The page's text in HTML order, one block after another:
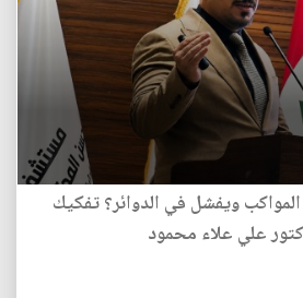
ويفشل في الدوائر؟ تفكيك
علي علاء محمود